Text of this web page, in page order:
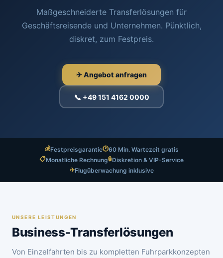
Maßgeschneiderte Transferlösungen für
Geschäftsreisende und Unternehmen. Pünktlich,
diskret, zum Festpreis.
✈ Angebot anfragen
📞 +49 151 4162 0000
💰Festpreisgarantie🕐60 Min. Wartezeit gratis
📋Monatliche Rechnung🔒Diskretion & VIP-Service
✈️Flugüberwachung inklusive
UNSERE LEISTUNGEN
Business-Transferlösungen
Von Einzelfahrten bis zu kompletten Fuhrparkkonzepten